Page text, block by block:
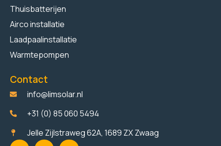
Thuisbatterijen
Airco installatie
Laadpaalinstallatie
Warmtepompen
Contact
info@limsolar.nl
+31 (0) 85 060 5494​
Jelle Zijlstraweg 62A, 1689 ZX Zwaag